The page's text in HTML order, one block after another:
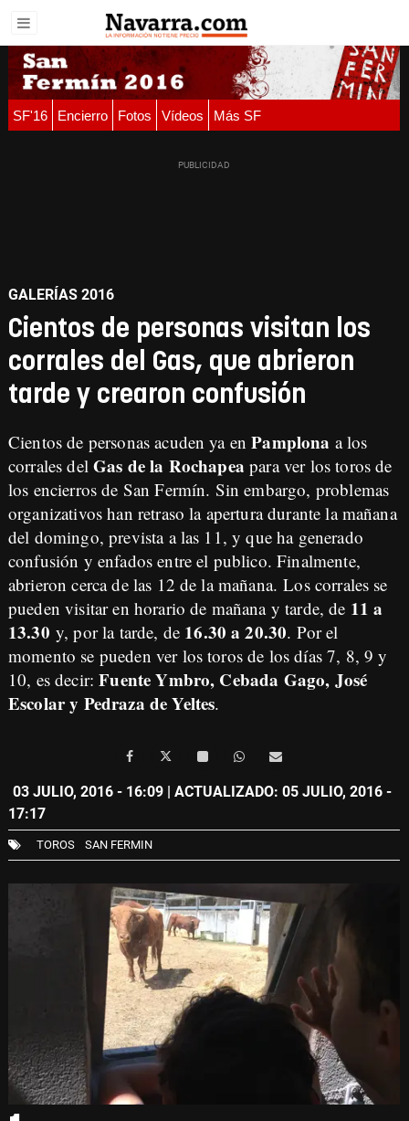
SF'16 Encierro Fotos Vídeos Más SF
GALERÍAS 2016
Cientos de personas visitan los
corrales del Gas, que abrieron
tarde y crearon confusión
Cientos de personas acuden ya enPamplona a los
corrales delGas de la Rochapea para ver los toros de
los encierros de San Fermín. Sin embargo, problemas
organizativos han retraso la apertura durante la mañana
del domingo, prevista a las 11, y que ha generado
confusión y enfados entre el publico. Finalmente,
abrieron cerca de las 12 de la mañana.Los corrales se
pueden visitaren horario de mañana y tarde, de 11 a
13.30 y, por la tarde, de 16.30 a 20.30. Por el
momento se pueden ver los toros de los días 7, 8, 9 y
10, es decir:Fuente Ymbro, Cebada Gago, José
Escolar y Pedraza de Yeltes.
03 JULIO, 2016 - 16:09 | ACTUALIZADO: 05 JULIO, 2016 -
17:17
TOROS SAN FERMIN